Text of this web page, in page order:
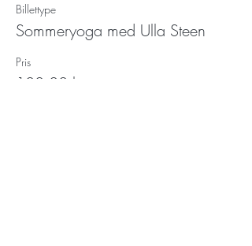
Billettype
Sommeryoga med Ulla Steen
Pris
100,00 kr.